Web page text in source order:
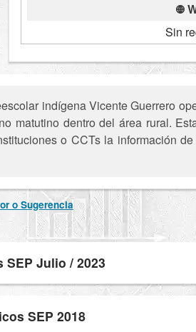
Sin
indígena Vicente Guerrero
matutino dentro del área rural.
o CCTs la información
o Sugerencia
Julio / 2023
SEP 2018